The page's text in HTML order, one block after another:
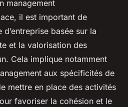
management
il est important de
basée sur la
et la valorisation des
Cela implique notamment
aux spécificités de
mettre en place des activités
favoriser la cohésion et le